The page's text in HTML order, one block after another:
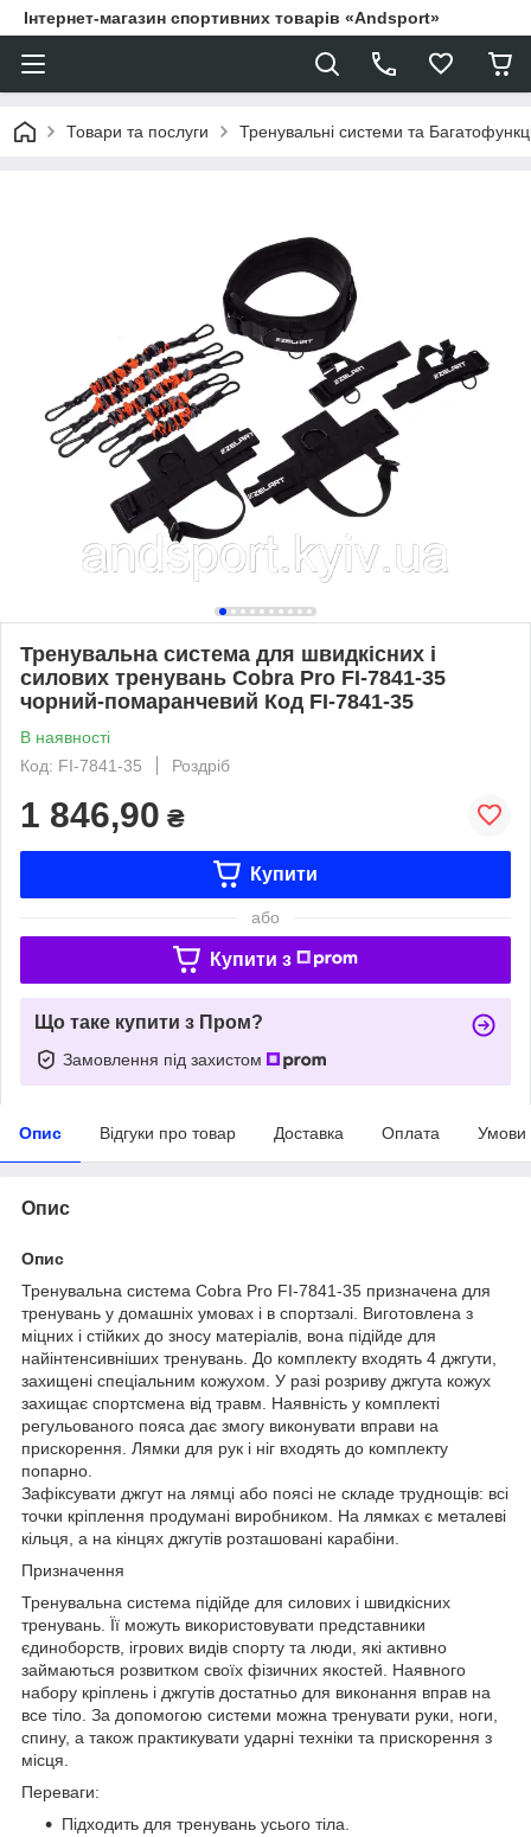
Інтернет-магазин спортивних товарів «Andsport»
Товари та послуги Тренувальні системи та
Тренувальна система для швидкісних і
силових тренувань Cobra Pro FI-7841-35
чорний-помаранчевий Код FI-7841-35
В наявності
Код: FI-7841-35
Роздріб
1 846,90 ₴
Купити
або
Купити з
Що таке купити з Пром?
Замовлення під захистом
Опис Відгуки про товар Доставка Оплата Умови
Опис
Опис
Тренувальна система Cobra Pro FI-7841-35 призначена для
тренувань у домашніх умовах і в спортзалі. Виготовлена з
міцних і стійких до зносу матеріалів, вона підійде для
найінтенсивніших тренувань. До комплекту входять 4 джгути,
захищені спеціальним кожухом. У разі розриву джгута кожух
захищає спортсмена від травм. Наявність у комплекті
регульованого пояса дає змогу виконувати вправи на
прискорення. Лямки для рук і ніг входять до комплекту
попарно.
Зафіксувати джгут на лямці або поясі не складе труднощів: всі
точки кріплення продумані виробником. На лямках є металеві
кільця, а на кінцях джгутів розташовані карабіни.
Призначення
Тренувальна система підійде для силових і швидкісних
тренувань. Її можуть використовувати представники
єдиноборств, ігрових видів спорту та люди, які активно
займаються розвитком своїх фізичних якостей. Наявного
набору кріплень і джгутів достатньо для виконання вправ на
все тіло. За допомогою системи можна тренувати руки, ноги,
спину, а також практикувати ударні техніки та прискорення з
місця.
Переваги:
Підходить для тренувань усього тіла.